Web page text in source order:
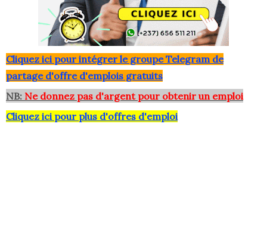
Cliquez ici pour intégrer le groupe Telegram de
partage d'offre d'emplois gratuits
NB: Ne donnez pas d'argent pour obtenir un emploi
Cliquez ici pour plus d'offres d'emploi